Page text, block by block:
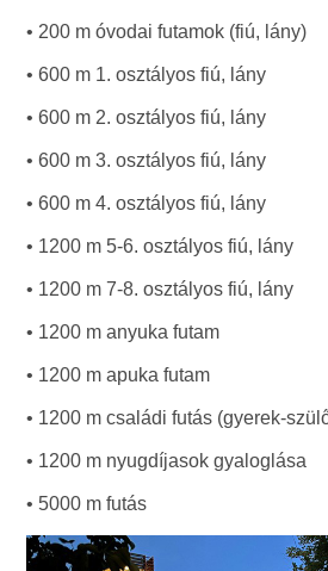
• 200 m óvodai futamok (fiú, lány)
• 600 m 1. osztályos fiú, lány
• 600 m 2. osztályos fiú, lány
• 600 m 3. osztályos fiú, lány
• 600 m 4. osztályos fiú, lány
• 1200 m 5-6. osztályos fiú, lány
• 1200 m 7-8. osztályos fiú, lány
• 1200 m anyuka futam
• 1200 m apuka futam
• 1200 m családi futás (gyerek-
• 1200 m nyugdíjasok gyaloglása
• 5000 m futás